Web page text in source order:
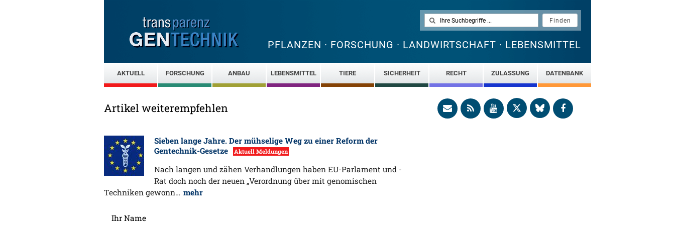
PFLANZEN · FORSCHUNG · LANDWIRTSCHAFT · LEBENSMITTEL
AKTUELL FORSCHUNG ANBAU LEBENSMITTEL TIERE SICHERHEIT RECHT ZULASSUNG DATENBANK
Artikel weiterempfehlen
Sieben lange Jahre. Der mühselige Weg zu einer Reform der
Gentechnik-Gesetze
Aktuell Meldungen
Nach langen und zähen Verhandlungen haben EU-Parlament und -
Rat doch noch der neuen „Verordnung über mit genomischen
Techniken gewonn… mehr
Ihr Name